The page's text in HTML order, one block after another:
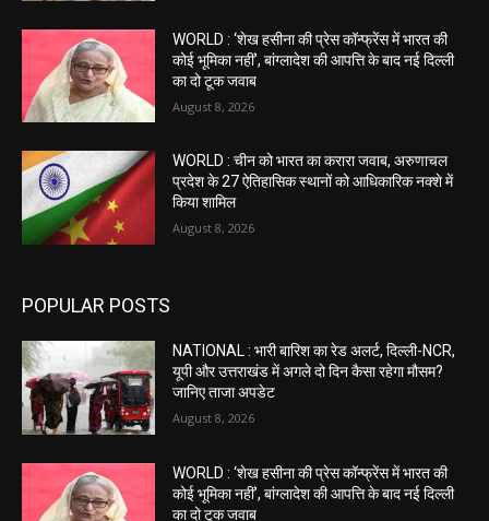
WORLD : ‘शेख हसीना की प्रेस कॉन्फ्रेंस में भारत की
कोई भूमिका नहीं’, बांग्लादेश की आपत्ति के बाद नई दिल्ली
का दो टूक जवाब
August 8, 2026
WORLD : चीन को भारत का करारा जवाब, अरुणाचल
प्रदेश के 27 ऐतिहासिक स्थानों को आधिकारिक नक्शे में
किया शामिल
August 8, 2026
POPULAR POSTS
NATIONAL : भारी बारिश का रेड अलर्ट, दिल्ली-NCR,
यूपी और उत्तराखंड में अगले दो दिन कैसा रहेगा मौसम?
जानिए ताजा अपडेट
August 8, 2026
WORLD : ‘शेख हसीना की प्रेस कॉन्फ्रेंस में भारत की
कोई भूमिका नहीं’, बांग्लादेश की आपत्ति के बाद नई दिल्ली
का दो टूक जवाब